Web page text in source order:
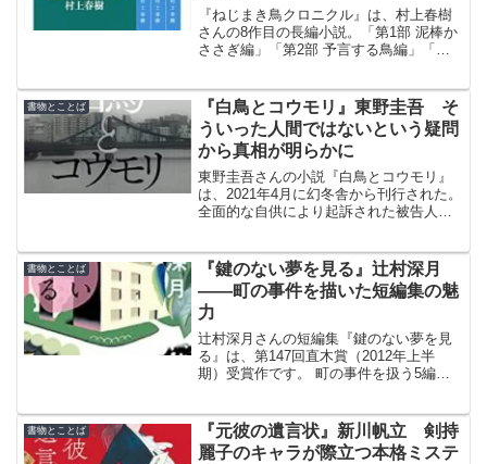
『ねじまき鳥クロニクル』は、村上春樹
さんの8作目の長編小説。「第1部 泥棒か
ささぎ編」「第2部 予言する鳥編」「第3
作。
書物とことば
『白鳥とコウモリ』東野圭吾 そ
ういった人間ではないという疑問
から真相が明らかに
東野圭吾さんの小説『白鳥とコウモリ』
は、2021年4月に幻冬舎から刊行された。
全面的な自供により起訴された被告人が
害者家族らの疑問によって真相が明らか
に。
書物とことば
『鍵のない夢を見る』辻村深月
――町の事件を描いた短編集の魅
力
辻村深月さんの短編集『鍵のない夢を見
る』は、第147回直木賞（2012年上半
期）受賞作です。 町の事件を扱う5編が
のこと。
書物とことば
『元彼の遺言状』新川帆立 剣持
麗子のキャラが際立つ本格ミステ